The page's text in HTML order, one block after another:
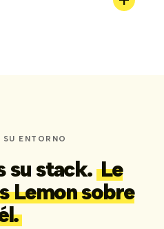
ENTORNO
su stack. Le
Lemon sobre